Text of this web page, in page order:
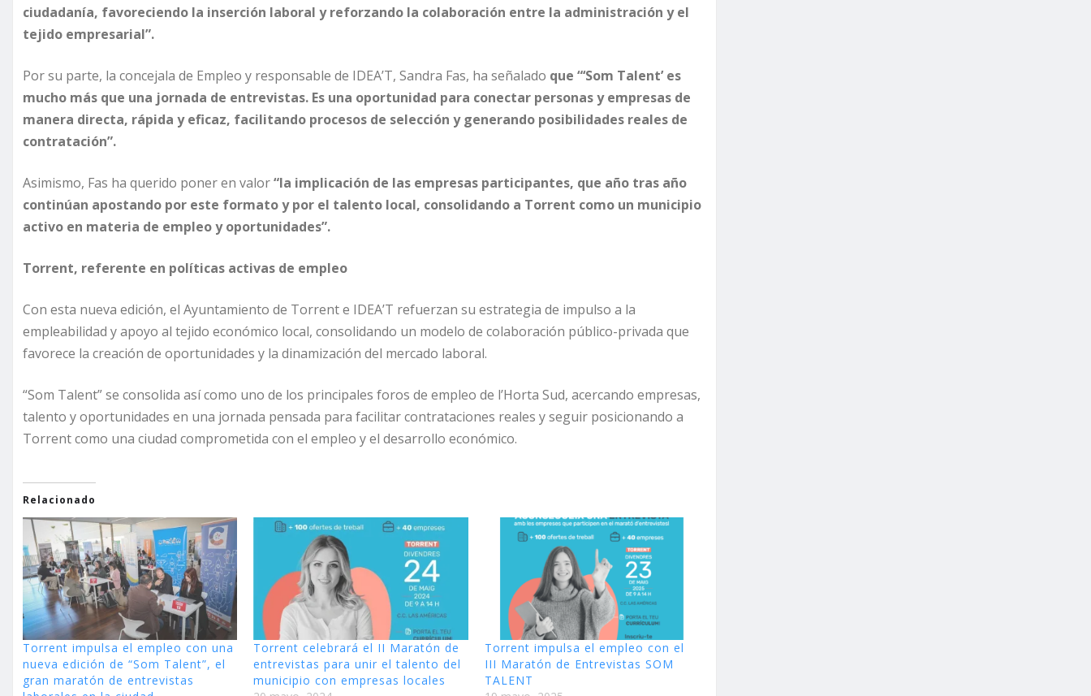
ciudadanía, favoreciendo la inserción laboral y reforzando la colaboración entre la administración y el
tejido empresarial”.
Por su parte, la concejala de Empleo y responsable de IDEA’T, Sandra Fas, ha señalado que “‘Som Talent’ es
mucho más que una jornada de entrevistas. Es una oportunidad para conectar personas y empresas de
manera directa, rápida y eficaz, facilitando procesos de selección y generando posibilidades reales de
contratación”.
Asimismo, Fas ha querido poner en valor“la implicación de las empresas participantes, que año tras año
continúan apostando por este formato y por el talento local, consolidando a Torrent como un municipio
activo en materia de empleo y oportunidades”.
Torrent, referente en políticas activas de empleo
Con esta nueva edición, el Ayuntamiento de Torrent e IDEA’T refuerzan su estrategia de impulso a la
empleabilidad y apoyo al tejido económico local, consolidando un modelo de colaboración público-privada que
favorece la creación de oportunidades y la dinamización del mercado laboral.
“Som Talent” se consolida así como uno de los principales foros de empleo de l’Horta Sud, acercando empresas,
talento y oportunidades en una jornada pensada para facilitar contrataciones reales y seguir posicionando a
Torrent como una ciudad comprometida con el empleo y el desarrollo económico.
Relacionado
Torrent impulsa el empleo con una
nueva edición de “Som Talent”, el
gran maratón de entrevistas
Torrent celebrará el II Maratón de
entrevistas para unir el talento del
municipio con empresas locales
Torrent impulsa el empleo con el
III Maratón de Entrevistas SOM
TALENT